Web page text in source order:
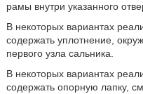
рамы внутри указанного
В некоторых вариантах
содержать уплотнение,
первого узла сальника.
В некоторых вариантах
содержать опорную лапку,